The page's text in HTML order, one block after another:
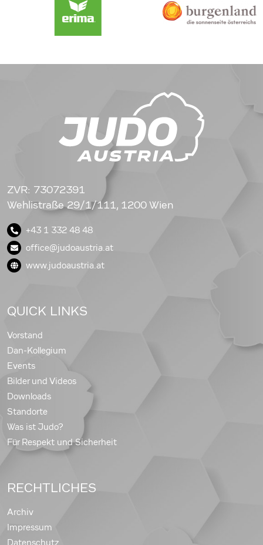
ZVR: 73072391
Wehlistraße 29/1/111, 1200 Wien
+43 1 332 48 48
office@judoaustria.at
www.judoaustria.at
QUICK LINKS
Vorstand
Dan-Kollegium
Events
Bilder und Videos
Downloads
Standorte
Was ist Judo?
Für Respekt und Sicherheit
RECHTLICHES
Archiv
Impressum
Datenschutz